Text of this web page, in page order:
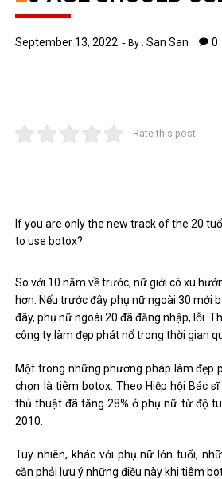
September 13, 2022 By :San San 0
Rate this post
If you are only the new track of the 20
to use botox?
So với 10 năm về trước, nữ giới có xu
hơn. Nếu trước đây phụ nữ ngoài 30 mới
đây, phụ nữ ngoài 20 đã đăng nhập, lỗi.
công ty làm đẹp phát nổ trong thời gian
Một trong những phương pháp làm đẹp
chọn là tiêm botox. Theo Hiệp hội Bác
thủ thuật đã tăng 28% ở phụ nữ từ độ
2010.
Tuy nhiên, khác với phụ nữ lớn tuổi,
cần phải lưu ý những điều này khi tiêm